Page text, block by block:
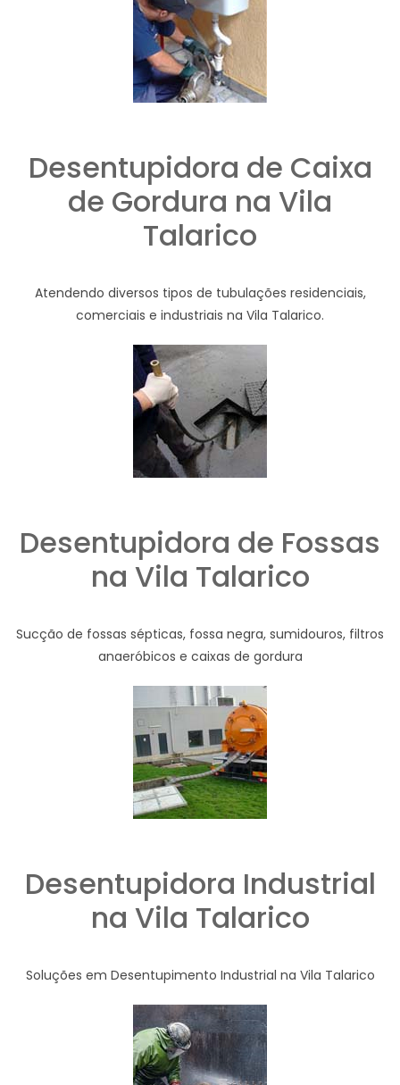
Desentupidora de Caixa
de Gordura na Vila
Talarico
Atendendo diversos tipos de tubulações residenciais,
comerciais e industriais na Vila Talarico.
Desentupidora de Fossas
na Vila Talarico
Sucção de fossas sépticas, fossa negra, sumidouros, filtros
anaeróbicos e caixas de gordura
Desentupidora Industrial
na Vila Talarico
Soluções em Desentupimento Industrial na Vila Talarico